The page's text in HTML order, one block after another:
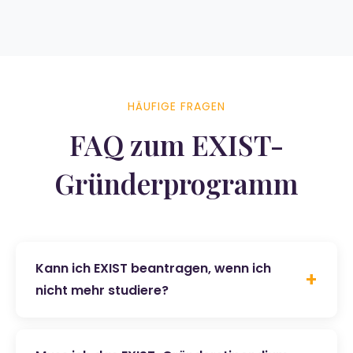
HÄUFIGE FRAGEN
FAQ zum EXIST-
Gründerprogramm
Kann ich EXIST beantragen, wenn ich
nicht mehr studiere?